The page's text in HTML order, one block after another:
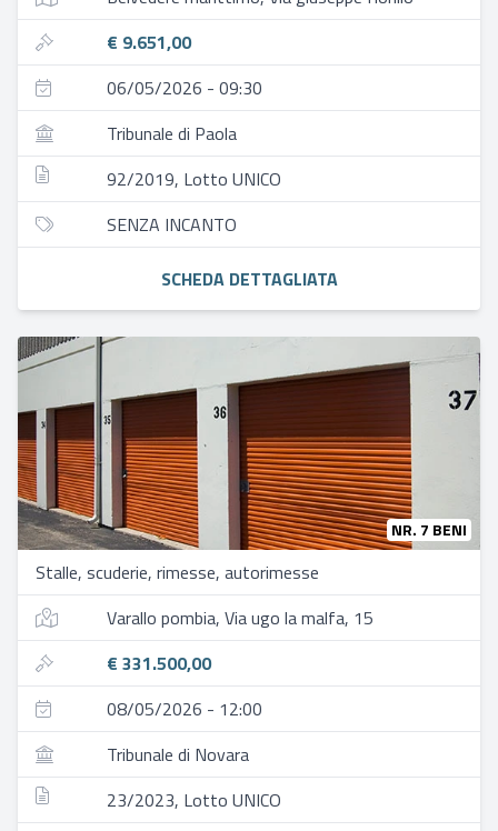
€ 9.651,00
06/05/2026 - 09:30
Tribunale di Paola
92/2019, Lotto UNICO
SENZA INCANTO
SCHEDA DETTAGLIATA
NR. 7 BENI
Stalle, scuderie, rimesse, autorimesse
Varallo pombia, Via ugo la malfa, 15
€ 331.500,00
08/05/2026 - 12:00
Tribunale di Novara
23/2023, Lotto UNICO